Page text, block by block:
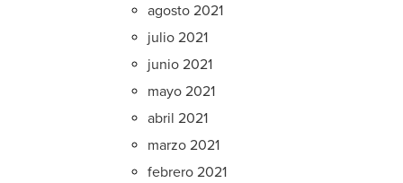
agosto 2021
julio 2021
junio 2021
mayo 2021
abril 2021
marzo 2021
febrero 2021